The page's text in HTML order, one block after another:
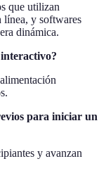
que utilizan
línea, y softwares
dinámica.
para iniciar un
y avanzan